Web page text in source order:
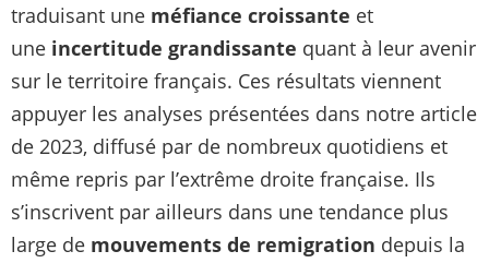
traduisant une méfiance croissante et
une incertitude grandissante quant à leur avenir
sur le territoire français. Ces résultats viennent
appuyer les analyses présentées dans notre article
de 2023, diffusé par de nombreux quotidiens et
même repris par l’extrême droite française. Ils
s’inscrivent par ailleurs dans une tendance plus
large de mouvements de remigration depuis la